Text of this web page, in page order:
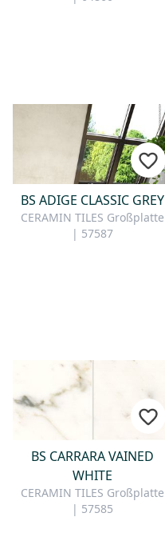
BS ADIGE CLASSIC GREY
CERAMIN TILES Großplatte
| 57587
BS CARRARA VAINED
WHITE
CERAMIN TILES Großplatte
| 57585